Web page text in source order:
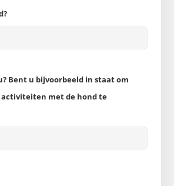
Bent u bijvoorbeeld in staat om
activiteiten met de hond te